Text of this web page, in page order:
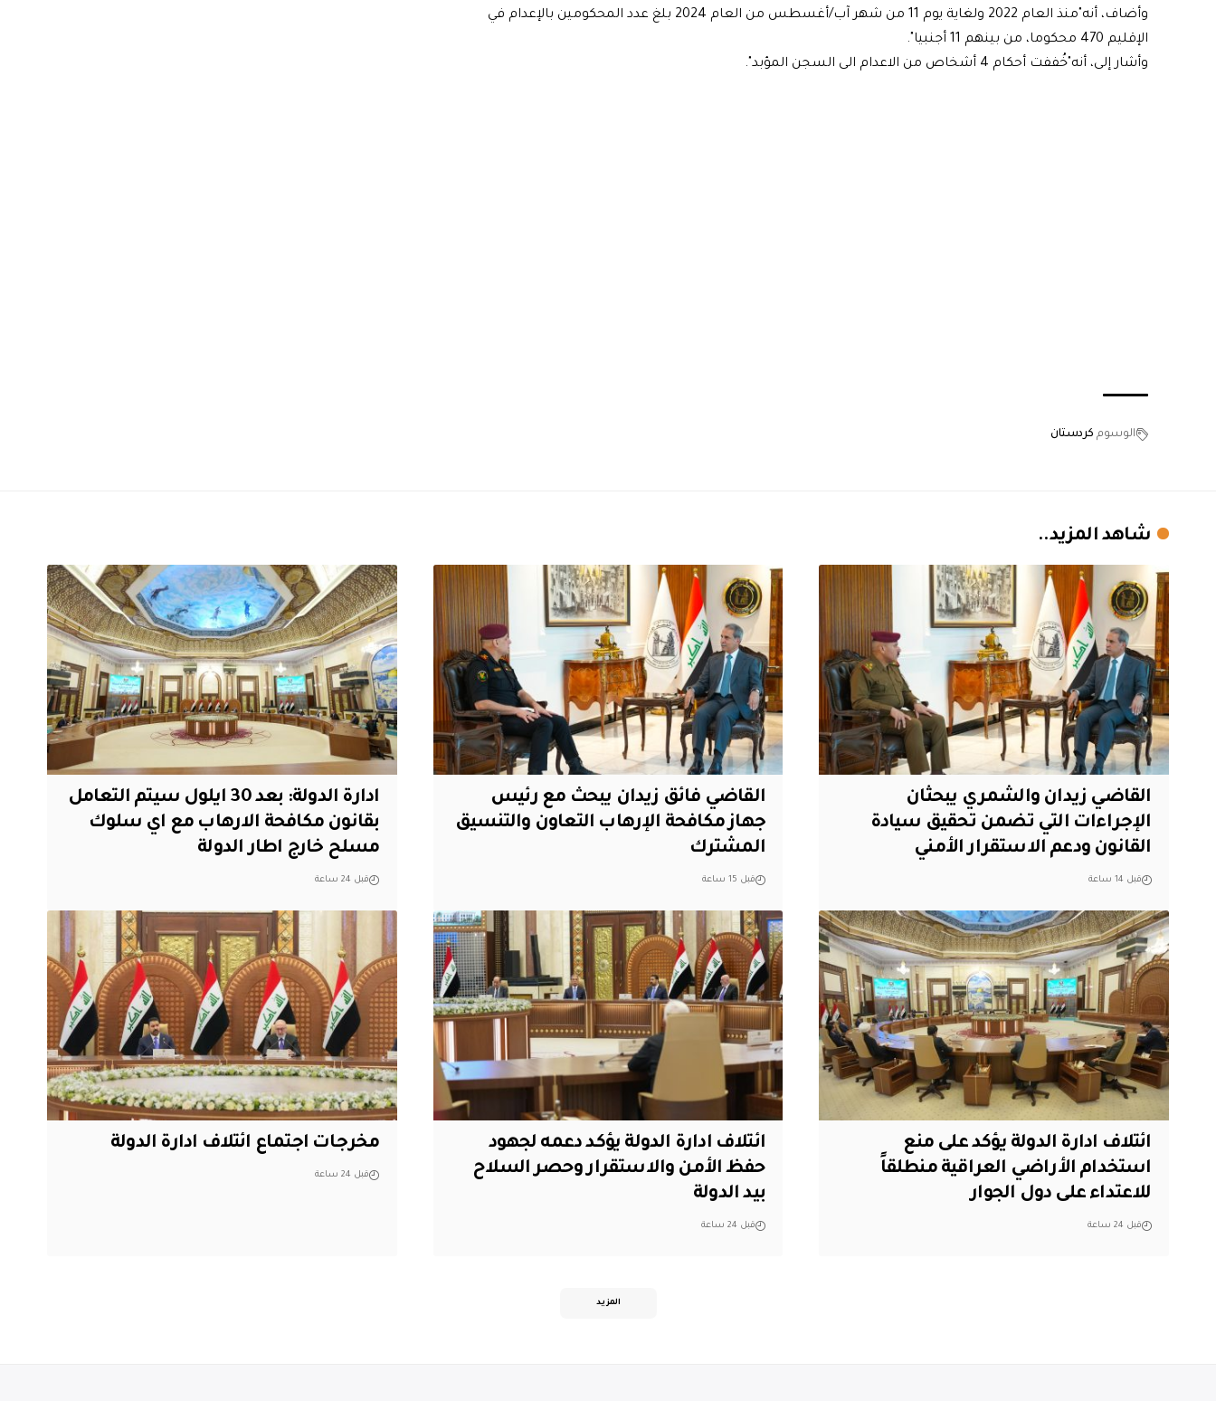
وأضاف، أنه"منذ العام 2022 ولغاية يوم 11 من شهر آب/أغسطس من العام 2024 بلغ عدد المحكومين بالإعدام في
الإقليم 470 محكوما، من بينهم 11 أجنبيا".
وأشار إلى، أنه"خُففت أحكام 4 أشخاص من الاعدام الى السجن المؤبد".
الوسوم كردستان
شاهد المزيد..
القاضي زيدان والشمري يبحثان
الإجراءات التي تضمن تحقيق سيادة
القانون ودعم الاستقرار الأمني
قبل 14 ساعة
القاضي فائق زيدان يبحث مع رئيس
جهاز مكافحة الإرهاب التعاون والتنسيق
المشترك
قبل 15 ساعة
ادارة الدولة: بعد 30 ايلول سيتم التعامل
بقانون مكافحة الارهاب مع اي سلوك
مسلح خارج اطار الدولة
قبل 24 ساعة
ائتلاف ادارة الدولة يؤكد على منع
استخدام الأراضي العراقية منطلقاً
للاعتداء على دول الجوار
قبل 24 ساعة
ائتلاف ادارة الدولة يؤكد دعمه لجهود
حفظ الأمن والاستقرار وحصر السلاح
بيد الدولة
قبل 24 ساعة
مخرجات اجتماع ائتلاف ادارة الدولة
قبل 24 ساعة
المزيد